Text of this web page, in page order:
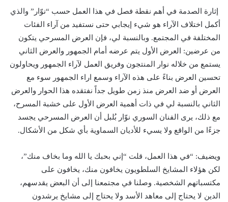
إثارة الصدمة في أهم نقطة فصل في هذا العمل حسب “نوّار” والذي
أكمل اختلاف الآراء هو شيء إيجابي حتى نستفيد من آراء الفئات
المختلفة في المجتمع. وبالنسبة لي، فإن العرض المسرحي يتكون
من عرضين: العرض الأول يتم عرضه أمام الجمهور والعرض الثاني
يستمع من خلاله نوار المنتجون وفريق العمل لآراء الجمهور ويحاولون
تحسين العرض بناءً على هذه الآراء وسمع اراء الجمهور سوء مع
العرض أو ضد العرض منذ زمن طويل جداً نفتقده هذا الحوار والعرض
الثاني بالنسبة لي في ذات أهمية العرض الأول على خشبة المسرح،
مع ذلك، يرى الفنان السوري نوّار بُلبل أن العرض المسرحي يجسد
جزءًا من الواقع ولا يسيء للأديان السماوية بأي شكل من الأشكال.
ويضيف: “في هذا العمل، قلت “إني بحبك يا الله وما بخاف منك”،
لكن هؤلاء المشايخ السلطويون يخافون منك، يخافون على
مكتسباتهم الشخصية. وصلنا في مجتمعنا إلى أن البعض يقدسهم،
الدين لا يحتاج إلى معاهد الأسد ولا يحتاج إلى مشايخ يرشدون